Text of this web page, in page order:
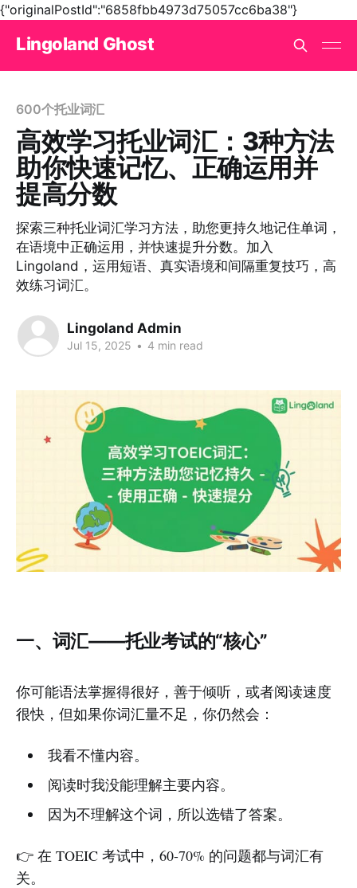
{"originalPostId":"6858fbb4973d75057cc6ba38"}
Lingoland Ghost
600个托业词汇
高效学习托业词汇：3种方法
助你快速记忆、正确运用并
提高分数
探索三种托业词汇学习方法，助您更持久地记住单词，
在语境中正确运用，并快速提升分数。加入
Lingoland，运用短语、真实语境和间隔重复技巧，高
效练习词汇。
Lingoland Admin
Jul 15, 2025 • 4 min read
一、词汇——托业考试的“核心”
你可能语法掌握得很好，善于倾听，或者阅读速度
很快，但如果你词汇量不足，你仍然会：
我看不懂内容。
阅读时我没能理解主要内容。
因为不理解这个词，所以选错了答案。
👉 在 TOEIC 考试中，60-70% 的问题都与词汇有
关。